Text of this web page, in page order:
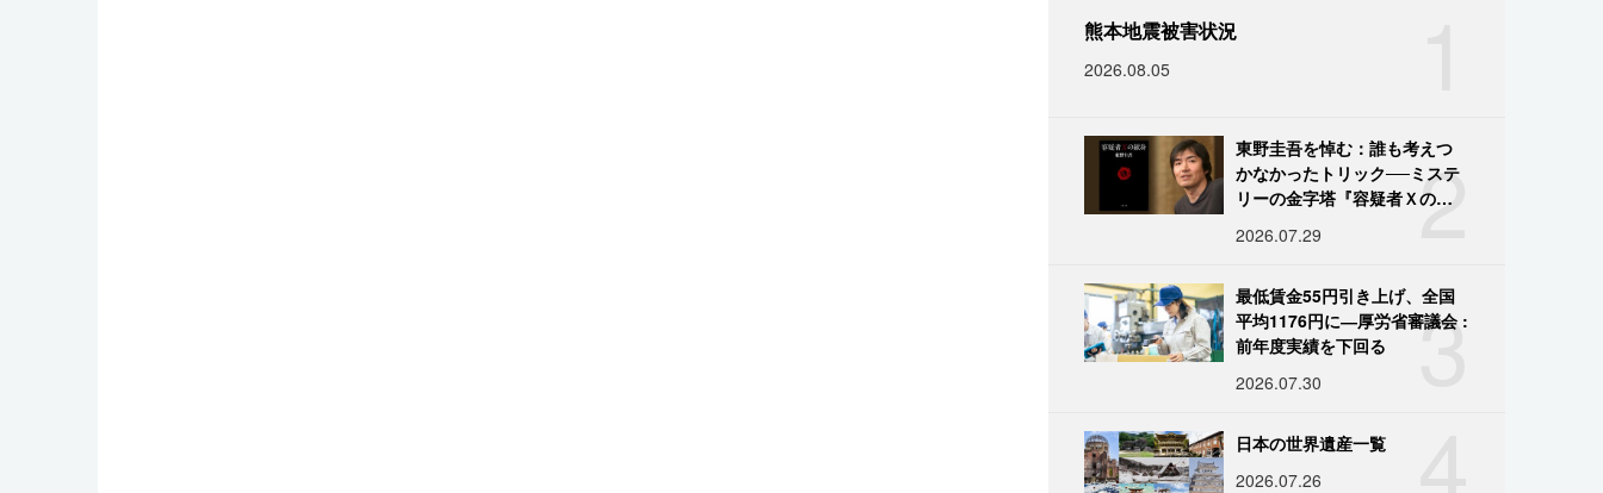
熊本地震被害状況
2026.08.05
2
東野圭吾を悼む：誰も考えつ
かなかったトリック──ミステ
リーの金字塔『容疑者Ｘの献
2026.07.29
3
最低賃金55円引き上げ、全国
平均1176円に―厚労省審議会 :
前年度実績を下回る
2026.07.30
日本の世界遺産一覧
2026.07.26